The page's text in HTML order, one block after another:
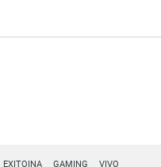
EXITOINA GAMING VIVO